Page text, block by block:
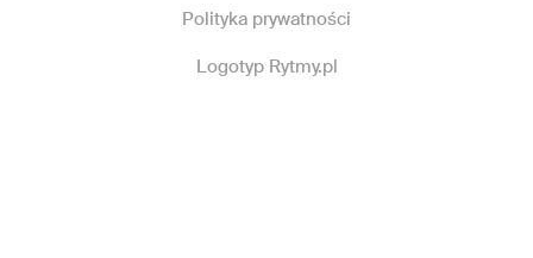
Polityka prywatności
Logotyp Rytmy.pl